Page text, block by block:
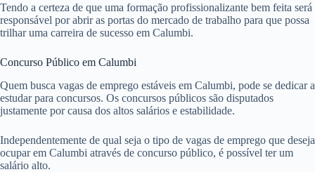
Tendo a certeza de que uma formação profissionalizante bem feita será
responsável por abrir as portas do mercado de trabalho para que possa
trilhar uma carreira de sucesso em Calumbi.
Concurso Público em Calumbi
Quem busca vagas de emprego estáveis em Calumbi, pode se dedicar a
estudar para concursos. Os concursos públicos são disputados
justamente por causa dos altos salários e estabilidade.
Independentemente de qual seja o tipo de vagas de emprego que deseja
ocupar em Calumbi através de concurso público, é possível ter um
salário alto.